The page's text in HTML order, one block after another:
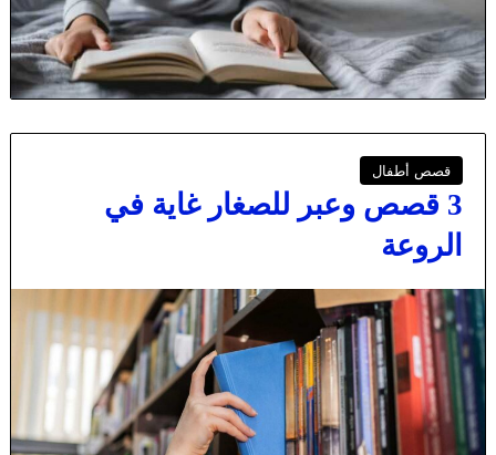
قصص أطفال
3 قصص وعبر للصغار غاية في
الروعة